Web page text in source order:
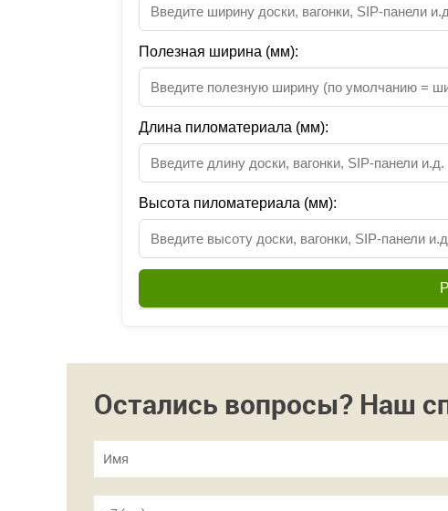
Полезная ширина (мм):
Длина пиломатериала (мм):
Высота пиломатериала (мм):
Остались вопросы? Наш